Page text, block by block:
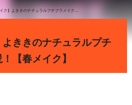
【キャンメイク】よききのナチュラルプチプラメイクを解説！【春メイク】
よききのナチュラルプチ
【春メイク】